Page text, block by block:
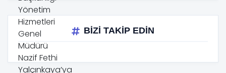
BİZİ TAKİP EDİN